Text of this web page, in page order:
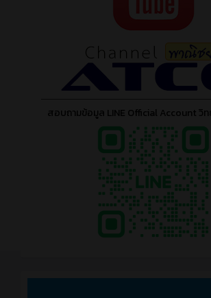
สอบถามข้อมูล LINE Official Account วิ